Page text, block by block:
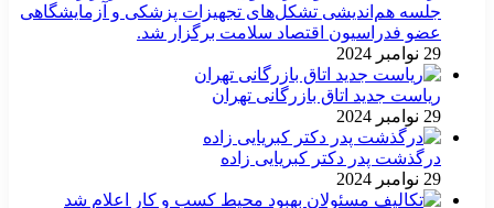
جلسه هم‌اندیشی تشکل‌های تجهیزات پزشکی و آزمایشگاهی
عضو فدراسیون اقتصاد سلامت برگزار شد.
29 نوامبر 2024
ریاست جدید اتاق بازرگانی تهران
29 نوامبر 2024
درگذشت پدر دکتر کبریایی زاده
29 نوامبر 2024